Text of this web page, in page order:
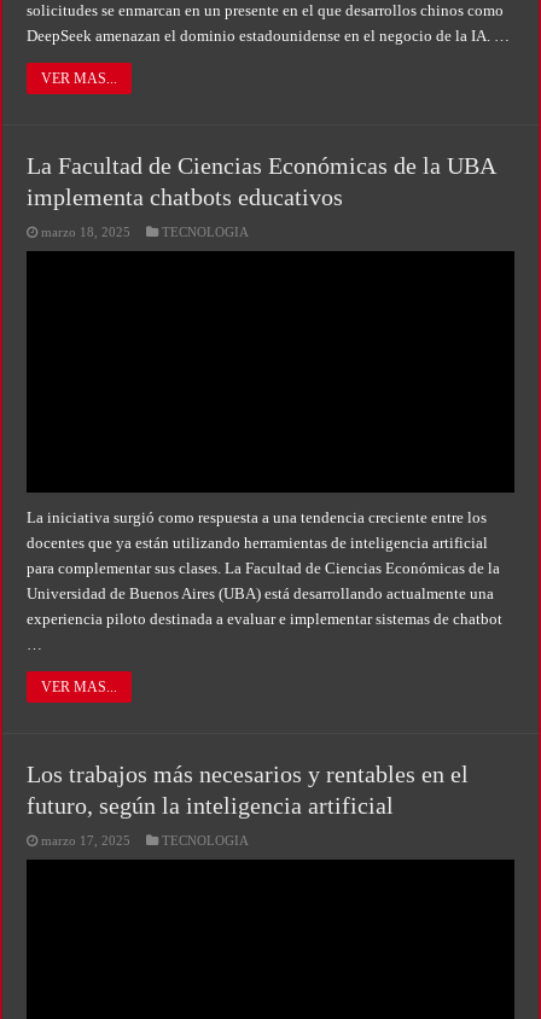
solicitudes se enmarcan en un presente en el que desarrollos chinos como
DeepSeek amenazan el dominio estadounidense en el negocio de la IA. …
VER MAS...
La Facultad de Ciencias Económicas de la UBA
implementa chatbots educativos
marzo 18, 2025 TECNOLOGIA
La iniciativa surgió como respuesta a una tendencia creciente entre los
docentes que ya están utilizando herramientas de inteligencia artificial
para complementar sus clases. La Facultad de Ciencias Económicas de la
Universidad de Buenos Aires (UBA) está desarrollando actualmente una
experiencia piloto destinada a evaluar e implementar sistemas de chatbot
…
VER MAS...
Los trabajos más necesarios y rentables en el
futuro, según la inteligencia artificial
marzo 17, 2025 TECNOLOGIA